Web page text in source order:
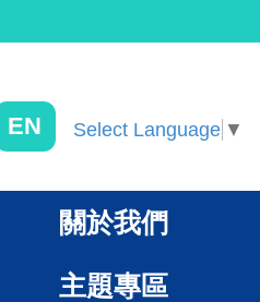
EN Select Language ▼
關於我們
主題專區